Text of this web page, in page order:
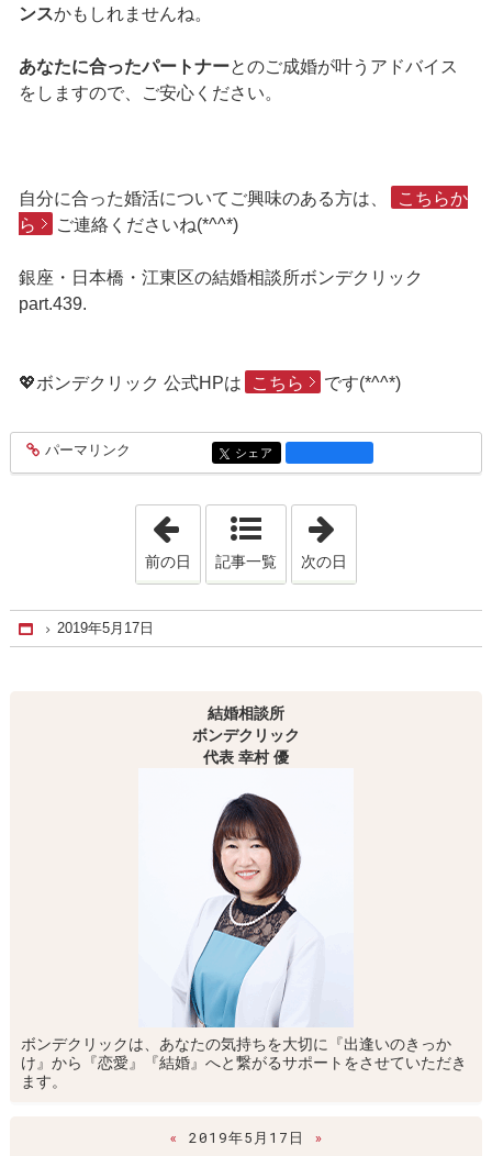
ンスかもしれませんね。
あなたに合ったパートナーとのご成婚が叶うアドバイス
をしますので、ご安心ください。
自分に合った婚活についてご興味のある方は、
こちらか
ら
ご連絡くださいね(*^^*)
銀座・日本橋・江東区の結婚相談所ボンデクリック
part.439.
💖ボンデクリック 公式HPは こちら です(*^^*)
entry2024
パーマリンク entry2024
シェア
「2019年5月12日」
前の日 記事一覧 次の日
Home
2019年5月17日
結婚相談所
ボンデクリック
代表 幸村 優
ボンデクリックは、あなたの気持ちを大切に『出逢いのきっか
け』から『恋愛』『結婚』へと繋がるサポートをさせていただき
ます。
« 2019年5月17日
»